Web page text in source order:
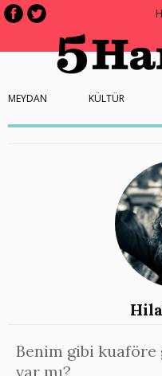
MEYDAN KÜLTÜR
Benim gibi kuaföre
var mı?